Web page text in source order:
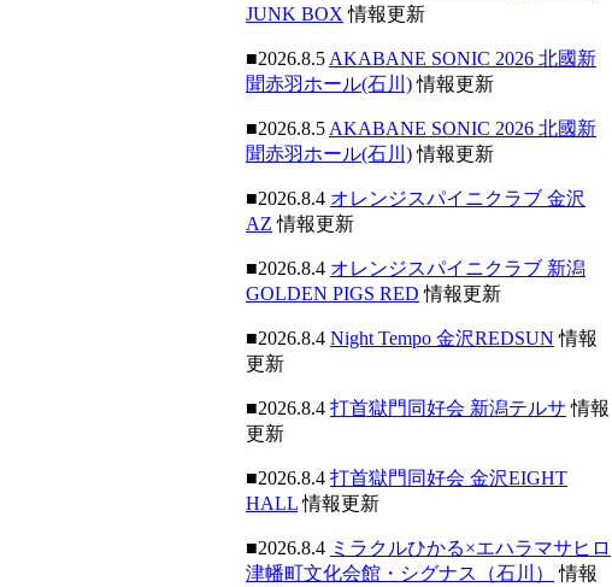
JUNK BOX 情報更新
■2026.8.5 AKABANE SONIC 2026 北國新
聞赤羽ホール(石川)情報更新
■2026.8.5 AKABANE SONIC 2026 北國新
聞赤羽ホール(石川)情報更新
■2026.8.4 オレンジスパイニクラブ 金沢
AZ 情報更新
■2026.8.4 オレンジスパイニクラブ 新潟
GOLDEN PIGS RED 情報更新
■2026.8.4 Night Tempo 金沢REDSUN 情報
更新
■2026.8.4 打首獄門同好会 新潟テルサ 情報
更新
■2026.8.4 打首獄門同好会 金沢EIGHT
HALL情報更新
■2026.8.4 ミラクルひかる×エハラマサヒロ
津幡町文化会館・シグナス（石川）
情報